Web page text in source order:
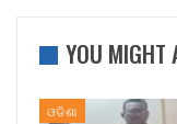
YOU MIGHT
ଓଡିଶା